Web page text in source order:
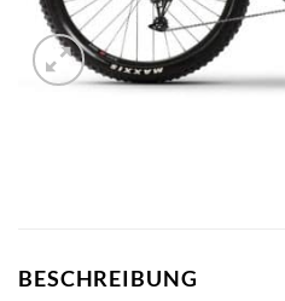
BESCHREIBUNG